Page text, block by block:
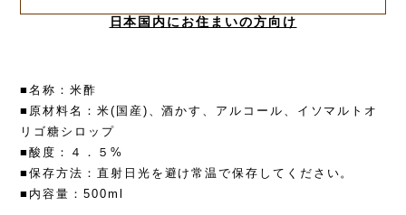
日本国内にお住まいの方向け
■名称：米酢
■原材料名：米(国産)、酒かす、アルコール、イソマルトオ
リゴ糖シロップ
■酸度：４．５%
■保存方法：直射日光を避け常温で保存してください。
■内容量：500ml